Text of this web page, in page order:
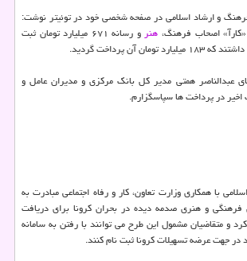
و ارشاد اسلامی در صفحه شخصی خود در توئیتر نوشت:
اصحاب فرهنگ، هنر
و رسانه ۶۷۱ میلیارد تومان ثبت
آن پرداخت گردید.
عبدالناصر همتی مدیر کل بانک مرکزی و مدیران عامل و
اخیر در پرداخت ها سپاسگزارم.
با همکاری وزارت تعاون، کار و رفاه اجتماعی مبادرت به
و هنری صدمه دیده در بحران کرونا برای دریافت
و متقاضیان مشمول این طرح می توانند با رفتن به سامانه
در جهت عرضه تسهیلات کرونا ثبت نام کنند.